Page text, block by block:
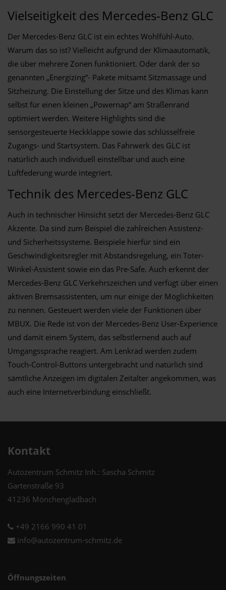
Vielseitigkeit des Mercedes-Benz GLC
Der Mercedes-Benz GLC ist ein echtes Wohlfühl-Auto.
Warum das so ist? Vielleicht aufgrund der Klimaautomatik,
die über mehrere Zonen funktioniert. Oder dank der so
genannten „Energizing“- Pakete mitsamt Sitzmassage und
Sitzheizung. Die Einstellung der Sitze und des Klimas kann
selbst für einen kleinen „Powernap“ am Straßenrand
optimiert werden. Weitere Highlights sind die
sensorgesteuerte Heckklappe sowie das schlüsselfreie
Zugangs- und Startsystem. Das Fahrwerk des GLC ist
natürlich auch individuell einstellbar und auch eine
Luftfederung wurde integriert.
Technik des Mercedes-Benz GLC
Auch in technischer Hinsicht setzt der Mercedes-Benz GLC
Akzente. Da sind zum Beispiel die zahlreichen Assistenz-
und Sicherheitssysteme. Beispiele hierfür sind ein
Geschwindigkeitsregler mit Abstandsregelung, ein Toter-
Winkel-Assistent sowie ein das Pre-Safe. Auch erkennt der
Mercedes-Benz GLC Verkehrszeichen und verfügt über einen
aktiven Bremsassistenten, um nur einige der Möglichkeiten
zu nennen. Gesteuert werden viele der Funktionen über
MBUX. Die Rede ist von der Mercedes-Benz User-Experience
und damit einem System, das selbstlernend auch auf
Umgangssprache reagiert. Am Lenkrad werden zudem
Touch-Control-Buttons untergebracht und natürlich sind
sämtliche Anzeigen im digitalen Zeitalter angekommen, was
auch eine Internetverbindung einschließt.
Kontakt
Autozentrum Schmitz Inh.: Sascha Schmitz
Gartenstraße 93
41236 Mönchengladbach
+49 2166 990 41 01
info@autozentrum-schmitz.de
Öffnungszeiten